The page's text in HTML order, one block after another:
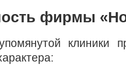
фирмы
клиники